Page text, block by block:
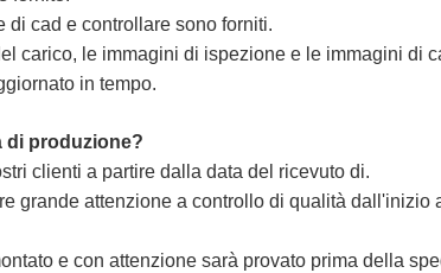
di cad e controllare sono forniti.
carico, le immagini di ispezione e le immagini di
in tempo.
di produzione?
clienti a partire dalla data del ricevuto di.
grande attenzione a controllo di qualità dall'inizio
e con attenzione sarà provato prima della